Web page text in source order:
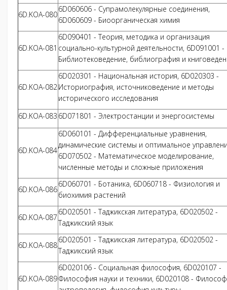
6D.KOA-080
6D060606 - Супрамолекулярные соединения,
6D060609 - Биоорганическая химия
6D.KOA-081
6D090401 - Теория, методика и организация
социально-культурной деятельности, 6D091001 -
Библиотековедение, библиография и
6D.KOA-082
6D020301 - Национальная история, 6D020303 -
Историография, источниковедение и методы
исторического исследования
6D.KOA-083 6D071801 - Электростанции и энергосистемы
6D.KOA-084
6D060101 - Дифференциальные уравнения,
динамические системы и оптимальное
6D070502 - Математическое моделирование,
численные методы и сложные приложения
6D.KOA-086
6D060701 - Ботаника, 6D060718 - Физиология и
биохимия растений
6D.KOA-087
6D020501 - Таджикская литература, 6D020502 -
Таджикский язык
6D.KOA-088
6D020501 - Таджикская литература, 6D020502 -
Таджикский язык
6D.KOA-089
6D020106 - Социальная философия, 6D020107 -
Философия науки и техники, 6D020108 -